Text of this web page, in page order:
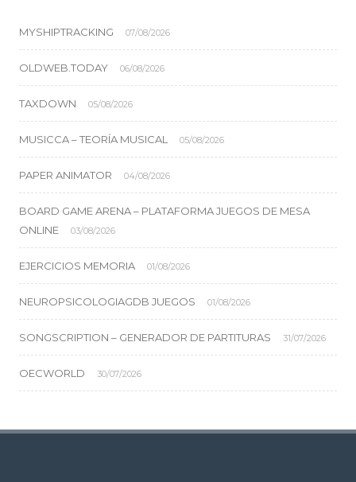
MYSHIPTRACKING 07/08/2026
OLDWEB.TODAY 06/08/2026
TAXDOWN 05/08/2026
MUSICCA – TEORÍA MUSICAL 05/08/2026
PAPER ANIMATOR 04/08/2026
BOARD GAME ARENA – PLATAFORMA JUEGOS DE MESA
ONLINE
03/08/2026
EJERCICIOS MEMORIA 01/08/2026
NEUROPSICOLOGIAGDB JUEGOS 01/08/2026
SONGSCRIPTION – GENERADOR DE PARTITURAS 31/07/2026
OECWORLD 30/07/2026